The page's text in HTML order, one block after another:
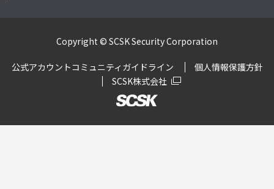
Copyright © SCSK Security Corporation
公式アカウントコミュニティガイドライン
個人情報保護方針
SCSK株式会社